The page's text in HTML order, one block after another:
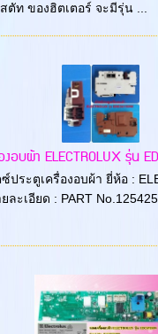
สตัท ของฮิตเตอร์ จะมีรุ่น ...
อบผ้า ELECTROLUX รุ่น
ประตูเครื่องอบผ้า ยี่ห้อ :
ละเอียด : PART